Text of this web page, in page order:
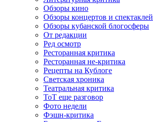
Обзоры кино
Обзоры концертов и спектаклей
Обзоры кубанской блогосферы
От редакции
Ред осмотр
Ресторанная критика
Ресторанная не-критика
Рецепты на Кублоге
Светская хроника
Театральная критика
ТоТ еще разговор
Фото недели
Фэшн-критика